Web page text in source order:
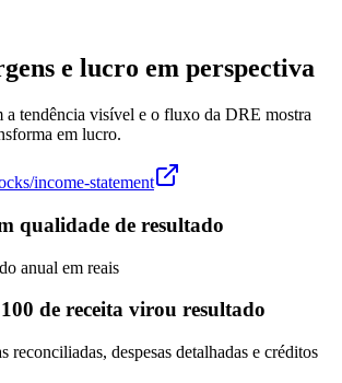
e lucro em perspectiva
a tendência visível e o fluxo da DRE mostra
em lucro.
income-statement
qualidade de resultado
anual em reais
de receita virou resultado
reconciliadas, despesas detalhadas e créditos